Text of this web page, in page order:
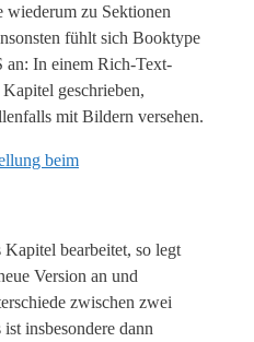
zu Sektionen
fühlt sich Booktype
an: In einem Rich-Text-
geschrieben,
mit Bildern versehen.
Kapitel bearbeitet, so legt
Version an und
zwischen zwei
insbesondere dann